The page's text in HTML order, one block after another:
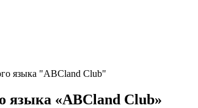
языка "ABCland Club"
языка «ABCland Club»